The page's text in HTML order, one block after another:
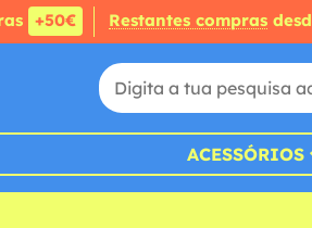
+50€ Restantes compras
ACESSÓRIOS